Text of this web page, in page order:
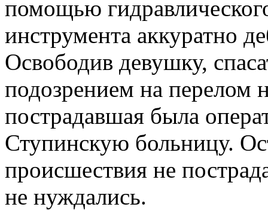
помощью
инструмента аккуратно
Освободив девушку,
подозрением на перелом
пострадавшая была
Ступинскую больницу.
происшествия не
не нуждались.